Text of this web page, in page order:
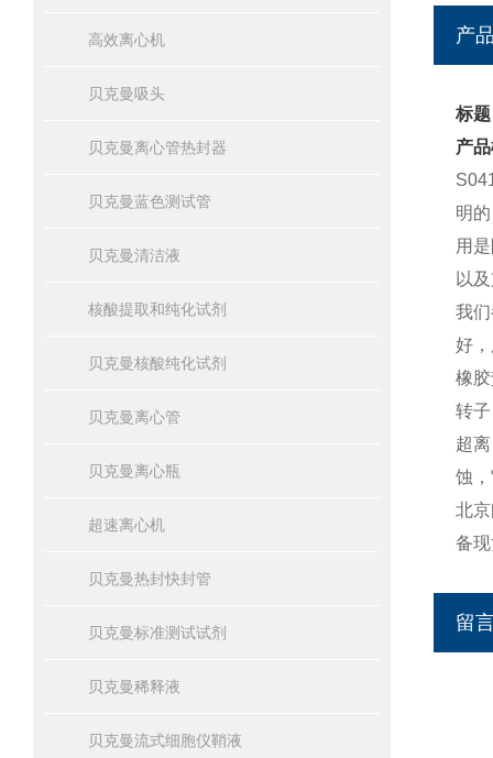
高效离心机
贝克曼吸头
贝克曼离心管热封器
贝克曼蓝色测试管
贝克曼清洁液
核酸提取和纯化试剂
贝克曼核酸纯化试剂
贝克曼离心管
贝克曼离心瓶
超速离心机
贝克曼热封快封管
贝克曼标准测试试剂
贝克曼稀释液
贝克曼流式细胞仪鞘液
产
标
产
明
用
以
我
好
橡
转
超
蚀
北
备
留